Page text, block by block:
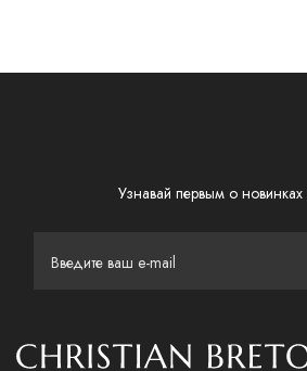
Узнавай первым о новинках